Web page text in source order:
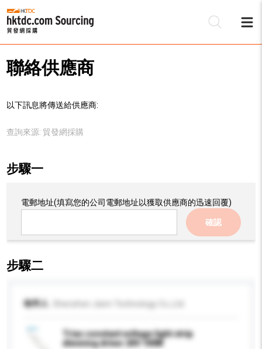
聯絡供應商
以下訊息將傳送給供應商:
查詢來源: 貿發網採購
步驟一
電郵地址(填寫您的公司電郵地址以獲取供應商的迅速回覆)
確認
步驟二
收件人
Triac constant voltage light strip
dimming driver 24V 100W